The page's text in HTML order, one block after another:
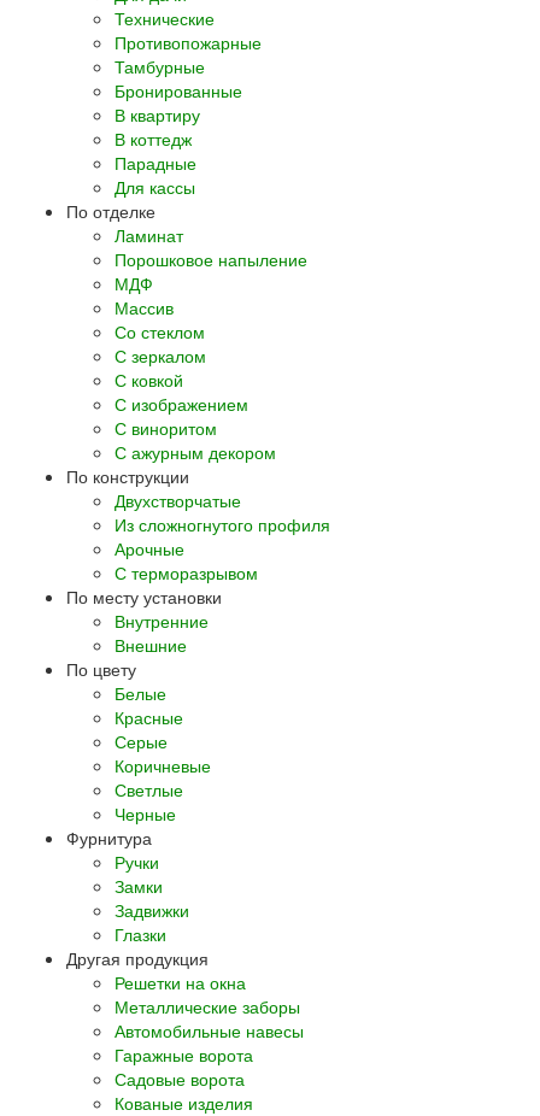
Технические
Противопожарные
Тамбурные
Бронированные
В квартиру
В коттедж
Парадные
Для кассы
По отделке
Ламинат
Порошковое напыление
МДФ
Массив
Со стеклом
С зеркалом
С ковкой
С изображением
С виноритом
С ажурным декором
По конструкции
Двухстворчатые
Из сложногнутого профиля
Арочные
С терморазрывом
По месту установки
Внутренние
Внешние
По цвету
Белые
Красные
Серые
Коричневые
Светлые
Черные
Фурнитура
Ручки
Замки
Задвижки
Глазки
Другая продукция
Решетки на окна
Металлические заборы
Автомобильные навесы
Гаражные ворота
Садовые ворота
Кованые изделия